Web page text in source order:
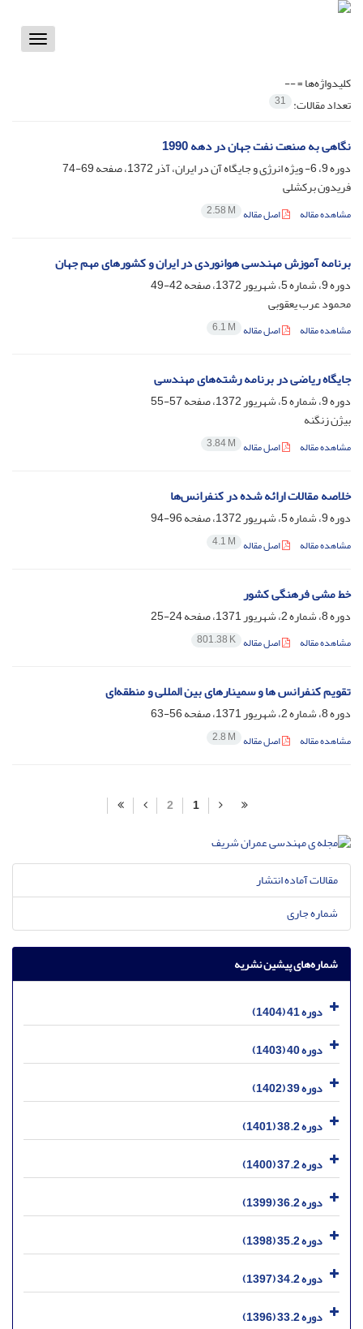
Toggle
کلیدواژه‌ها =--
تعداد مقالات: 31
نگاهی به صنعت نفت جهان در دهه 1990
دوره 9، 6- ویژه انرژی و جایگاه آن در ایران، آذر 1372، صفحه
69-74
فریدون برکشلی
مشاهده مقاله اصل مقاله 2.58 M
برنامه آموزش مهندسی هوانوردی در ایران و کشور‌های مهم جهان
دوره 9، شماره 5، شهریور 1372، صفحه
42-49
محمود عرب یعقوبی
مشاهده مقاله اصل مقاله 6.1 M
جایگاه ریاضی در برنامه رشته‌های مهندسی
دوره 9، شماره 5، شهریور 1372، صفحه
57-55
بیژن زنگنه
مشاهده مقاله اصل مقاله 3.84 M
خلاصه مقالات ارائه شده در کنفرانس‌ها
دوره 9، شماره 5، شهریور 1372، صفحه 96-94
مشاهده مقاله اصل مقاله 4.1 M
خط مشی فرهنگی کشور
دوره 8، شماره 2، شهریور 1371، صفحه 24-25
مشاهده مقاله اصل مقاله 801.38 K
تقویم کنفرانس ها و سمینار‌های بین المللی و منطقه‌ای
دوره 8، شماره 2، شهریور 1371، صفحه 56-63
مشاهده مقاله اصل مقاله 2.8 M
1
2
مقالات آماده انتشار
شماره جاری
شماره‌های پیشین نشریه
دوره 41 (1404)
دوره 40 (1403)
دوره 39 (1402)
دوره 38.2 (1401)
دوره 37.2 (1400)
دوره 36.2 (1399)
دوره 35.2 (1398)
دوره 34.2 (1397)
دوره 33.2 (1396)